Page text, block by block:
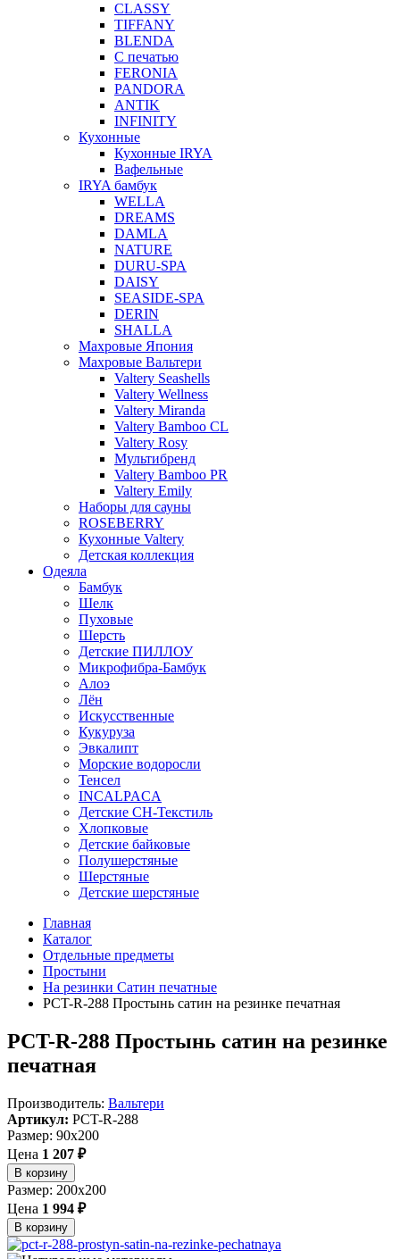
CLASSY
TIFFANY
BLENDA
С печатью
FERONIA
PANDORA
ANTIK
INFINITY
Кухонные
Кухонные IRYA
Вафельные
IRYA бамбук
WELLA
DREAMS
DAMLA
NATURE
DURU-SPA
DAISY
SEASIDE-SPA
DERIN
SHALLA
Махровые Япония
Махровые Вальтери
Valtery Seashells
Valtery Wellness
Valtery Miranda
Valtery Bamboo CL
Valtery Rosy
Мультибренд
Valtery Bamboo PR
Valtery Emily
Наборы для сауны
ROSEBERRY
Кухонные Valtery
Детская коллекция
Одеяла
Бамбук
Шелк
Пуховые
Шерсть
Детские ПИЛЛОУ
Микрофибра-Бамбук
Алоэ
Лён
Искусственные
Кукуруза
Эвкалипт
Морские водоросли
Тенсел
INCALPACA
Детские СН-Текстиль
Хлопковые
Детские байковые
Полушерстяные
Шерстяные
Детские шерстяные
Главная
Каталог
Отдельные предметы
Простыни
На резинки Сатин печатные
PCT-R-288 Простынь сатин на резинке печатная
PCT-R-288 Простынь сатин на резинке
печатная
Производитель: Вальтери
Артикул: PCT-R-288
Размер: 90x200
Цена 1 207 ₽
В корзину
Размер: 200x200
Цена 1 994 ₽
В корзину